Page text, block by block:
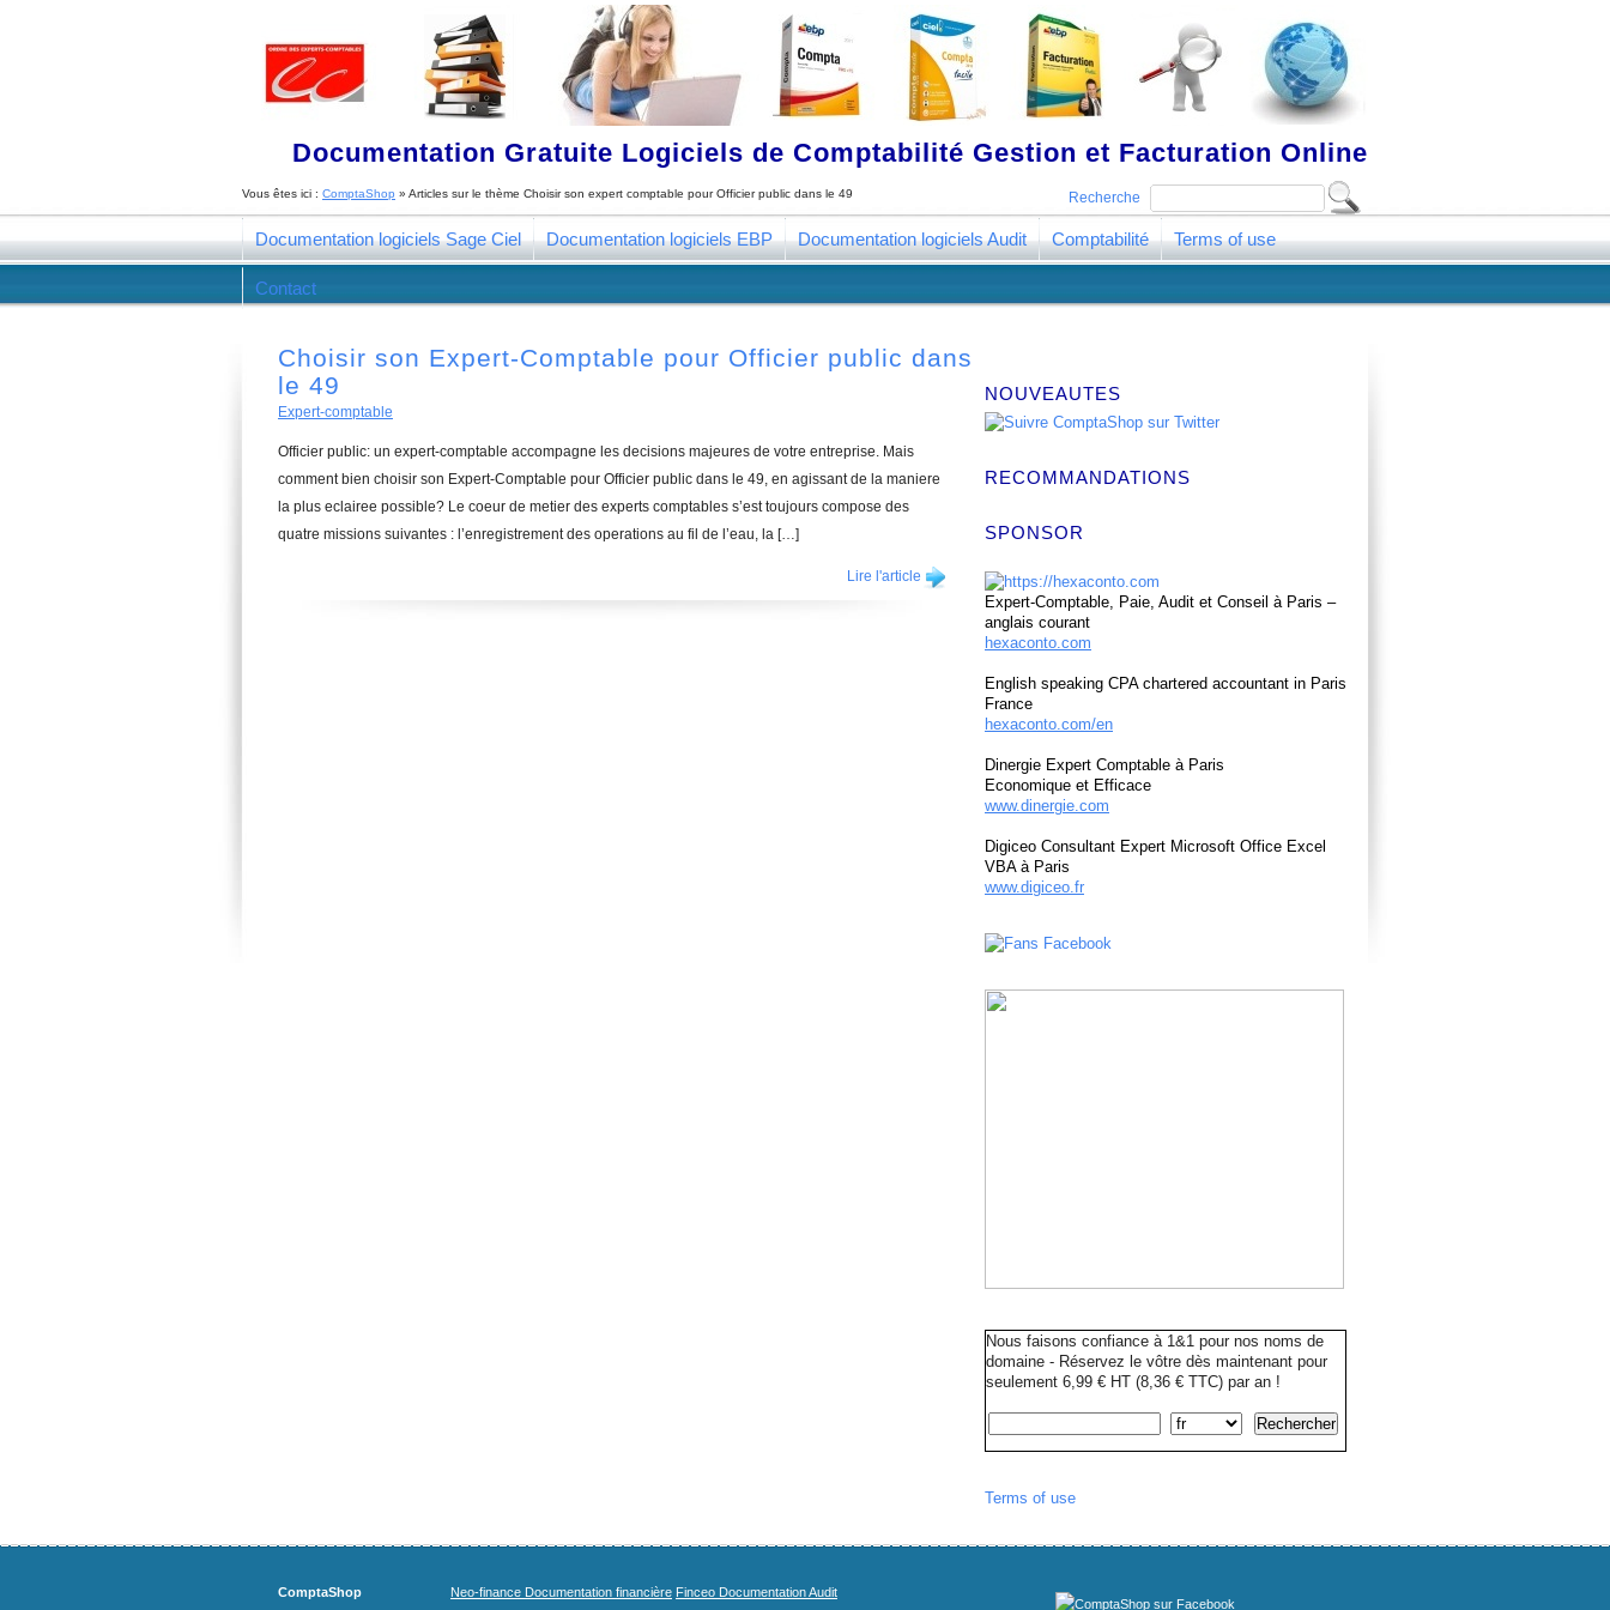
Documentation Gratuite Logiciels de Comptabilité Gestion et Facturation Online
Recherche
Vous êtes ici : ComptaShop » Articles sur le thème Choisir son expert comptable pour Officier public dans le 49
Documentation logiciels Sage Ciel Documentation logiciels EBP Documentation logiciels Audit Comptabilité Terms of use
Contact
Choisir son Expert-Comptable pour Officier public dans
le 49
Expert-comptable
Officier public: un expert-comptable accompagne les decisions majeures de votre entreprise. Mais
comment bien choisir son Expert-Comptable pour Officier public dans le 49, en agissant de la maniere
la plus eclairee possible? Le coeur de metier des experts comptables s’est toujours compose des
quatre missions suivantes : l’enregistrement des operations au fil de l’eau, la […]
Lire l'article
NOUVEAUTES
RECOMMANDATIONS
SPONSOR
Expert-Comptable, Paie, Audit et Conseil à Paris –
anglais courant
hexaconto.com
English speaking CPA chartered accountant in Paris
France
hexaconto.com/en
Dinergie Expert Comptable à Paris
Economique et Efficace
www.dinergie.com
Digiceo Consultant Expert Microsoft Office Excel
VBA à Paris
www.digiceo.fr
Nous faisons confiance à 1&1 pour nos noms de
domaine - Réservez le vôtre dès maintenant pour
seulement 6,99 € HT (8,36 € TTC) par an !
Terms of use
ComptaShop Neo-finance Documentation financière Finceo Documentation Audit